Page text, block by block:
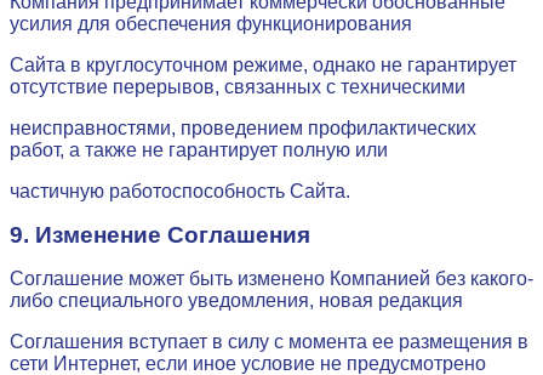
усилия для обеспечения функционирования
Сайта в круглосуточном режиме, однако не гарантирует
отсутствие перерывов, связанных с техническими
неисправностями, проведением профилактических
работ, а также не гарантирует полную или
частичную работоспособность Сайта.
9. Изменение Соглашения
Соглашение может быть изменено Компанией без какого-
либо специального уведомления, новая редакция
Соглашения вступает в силу с момента ее размещения в
сети Интернет, если иное условие не предусмотрено